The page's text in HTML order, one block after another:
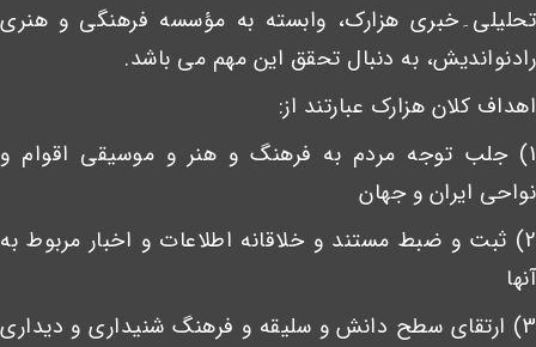
تحلیلی۔خبری هزارک، وابسته به مؤسسه فرهنگی و هنری
رادنواندیش، به دنبال تحقق این مهم می باشد.
اهداف کلان هزارک عبارتند از:
1) جلب توجه مردم به فرهنگ و هنر و موسیقی اقوام و
نواحی ایران و جهان
2) ثبت و ضبط مستند و خلاقانه اطلاعات و اخبار مربوط به
آنها
3) ارتقای سطح دانش و سلیقه و فرهنگ شنیداری و دیداری